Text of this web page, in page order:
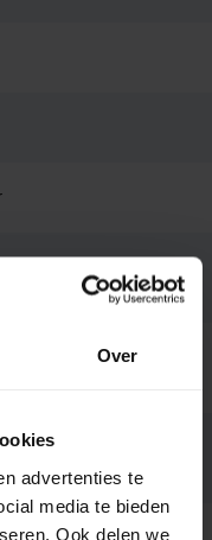
Over
advertenties te
media te bieden
Ook delen we
(EM)